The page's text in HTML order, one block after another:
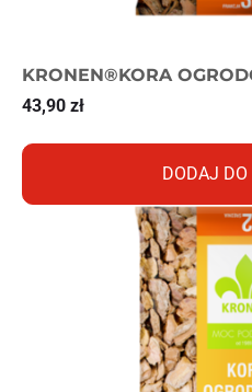
KRONEN®KORA
43,90 zł
DODAJ